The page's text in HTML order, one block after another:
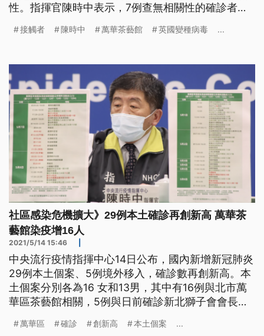
性。指揮官陳時中表示，7例查無相關性的確診者疫
華群聚延燒快 因應民眾醫療習慣鼓勵藥師轉檢萬華
1272、1273），已擴散至23例確診。北市府將在萬
華區設置4處快篩站
接觸者 陳時中 萬華茶藝館 英國變種病毒 ...
社區感染危機擴大》29例本土確診再創新高 萬華茶
藝館染疫增16人
2021/5/14 15:46
中央流行疫情指揮中心14日公布，國內新增新冠肺炎
29例本土個案、5例境外移入，確診數再創新高。本
土個案分別各為16 女和13男，其中有16例與北市萬
華區茶藝館相關，5例與日前確診新北獅子會會長
7例指揮中心暫認定尚查無流病相關性，仍在進行疫
萬華區 確診 創新高 本土個案 ...